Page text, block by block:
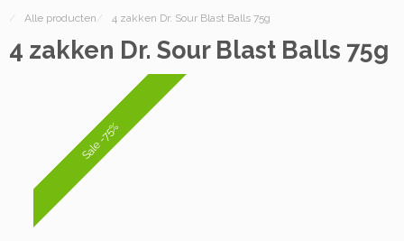
/ Alle producten / 4 zakken Dr. Sour Blast Balls 75g
4 zakken Dr. Sour Blast Balls 75g
Sale -75%